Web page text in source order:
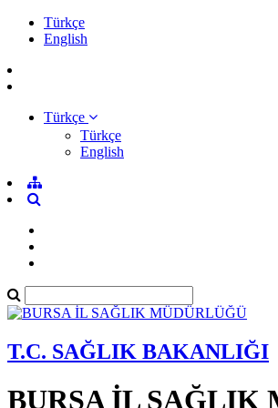
Türkçe
English
Türkçe
Türkçe
English
T.C. SAĞLIK BAKANLIĞI
BURSA İL SAĞLIK